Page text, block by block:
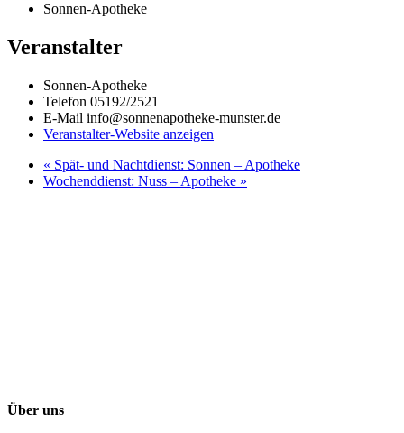
Sonnen-Apotheke
Veranstalter
Sonnen-Apotheke
Telefon 05192/2521
E-Mail info@sonnenapotheke-munster.de
Veranstalter-Website anzeigen
« Spät- und Nachtdienst: Sonnen – Apotheke
Wochenddienst: Nuss – Apotheke »
Über uns